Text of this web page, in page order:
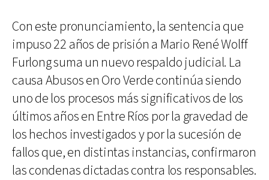
Con este pronunciamiento, la sentencia que
impuso 22 años de prisión a Mario René Wolff
Furlong suma un nuevo respaldo judicial. La
causa Abusos en Oro Verde continúa siendo
uno de los procesos más significativos de los
últimos años en Entre Ríos por la gravedad de
los hechos investigados y por la sucesión de
fallos que, en distintas instancias, confirmaron
las condenas dictadas contra los responsables.